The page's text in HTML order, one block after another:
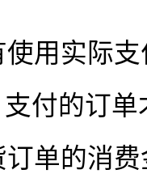
用实际
付的订
单的消